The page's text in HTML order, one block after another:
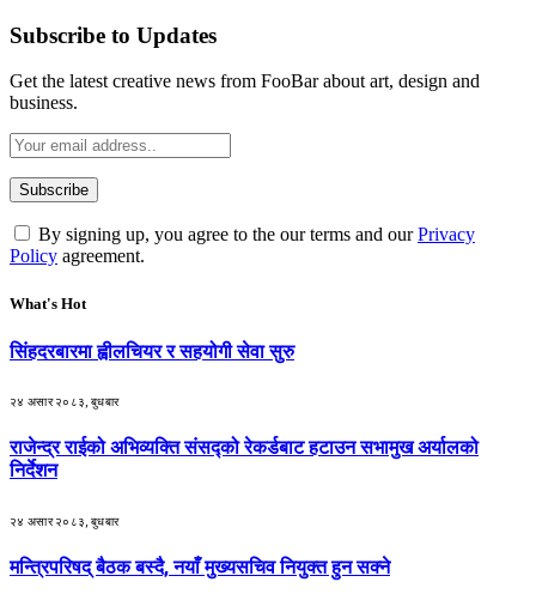
Subscribe to Updates
Get the latest creative news from FooBar about art, design and
business.
By signing up, you agree to the our terms and ourPrivacy
Policy agreement.
What's Hot
सिंहदरबारमा ह्वीलचियर र सहयोगी सेवा सुरु
२४ असार २०८३, बुधबार
राजेन्द्र राईको अभिव्यक्ति संसद्को रेकर्डबाट हटाउन सभामुख अर्यालको
निर्देशन
२४ असार २०८३, बुधबार
मन्त्रिपरिषद् बैठक बस्दै, नयाँ मुख्यसचिव नियुक्त हुन सक्ने